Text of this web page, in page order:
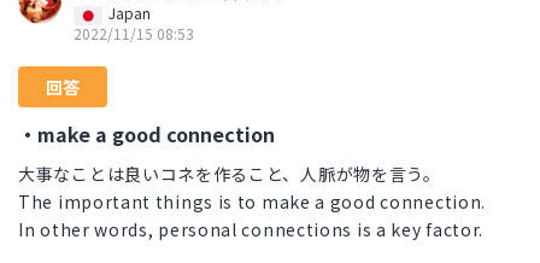
Japan
2022/11/15 08:53
回答
・make a good connection
大事なことは良いコネを作ること、人脈が物を言う。
The important things is to make a good connection.
In other words, personal connections is a key factor.